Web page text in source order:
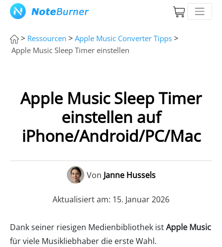
> Ressourcen > Apple Music Converter Tipps >
Apple Music Sleep Timer einstellen
Apple Music Sleep Timer
einstellen auf
iPhone/Android/PC/Mac
Von Janne Hussels
Aktualisiert am: 15. Januar 2026
Dank seiner riesigen Medienbibliothek istApple Music
für viele Musikliebhaber die erste Wahl.